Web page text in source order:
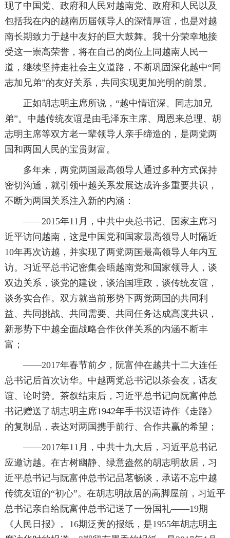
现了中国党、政府和人民对越南党、政府和人民以及
包括我在内的越南历届领导人的深情厚谊，也是对越
南长期致力于越中友好的巨大鼓舞。我十分荣幸地接
受这一崇高荣誉，将在自己的岗位上同越南人民一
道，继续坚持走社会主义道路，不断巩固深化越中“同
志加兄弟”的友好关系，共同实现更加光明的前景。
正如胡志明主席所说，“越中情谊深、同志加兄
弟”。中越传统友谊是由毛泽东主席、周恩来总理、胡
志明主席等双方老一辈领导人亲手缔造的，是两党两
国和两国人民的宝贵财富。
多年来，两党两国最高领导人通过多种方式保持
密切沟通，就引领中越关系发展达成许多重要共识，
不断为两国关系注入新的内涵：
——2015年11月，中共中央总书记、国家主席习
近平访问越南，这是中国党和国家最高领导人时隔近
10年再次访越，并实现了两党两国最高领导人年内互
访。习近平总书记密集会晤越南党和国家领导人，谈
双边关系，谈党的建设，谈治国理政，谈传统友谊，
谈务实合作。双方就当前形势下两党两国的共同利
益、共同挑战、共同需要、共同任务达成高度共识，
新形势下中越全面战略合作伙伴关系的内涵不断丰
富；
——2017年春节前夕，阮富仲在越共十二大连任
总书记后首次访华。中越两党总书记以茶会友，话友
谊、论时势。茶叙结束后，习近平总书记向阮富仲总
书记赠送了胡志明主席1942年手书汉语诗作《走路》
的复制品，表达对两国携手前行、合作共赢的希望；
——2017年11月，中共十九大后，习近平总书记
应邀访越。在古树幽静、绿意盎然的胡志明故居，习
近平总书记与阮富仲总书记品茗畅谈，承诺不忘中越
传统友谊的“初心”。在胡志明故居的高脚屋前，习近平
总书记亲自给阮富仲总书记送了一份国礼——19期
《人民日报》。16期泛黄的报纸，是1955年胡志明主